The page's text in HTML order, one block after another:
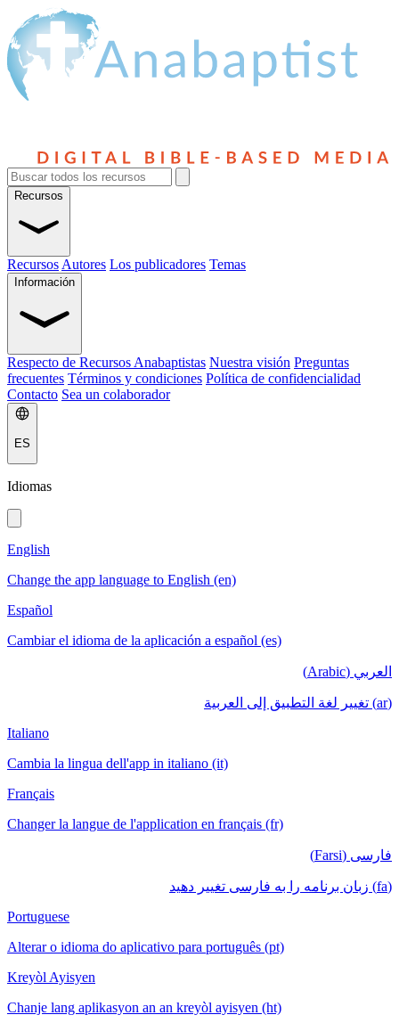
Recursos
Recursos Autores Los publicadores Temas
Información
Respecto de Recursos Anabaptistas Nuestra visión Preguntas
frecuentes Términos y condiciones Política de confidencialidad
Contacto Sea un colaborador
ES
Idiomas
English
Change the app language to English (en)
Español
Cambiar el idioma de la aplicación a español (es)
العربي (Arabic)
(ar) تغيير لغة التطبيق إلى العربية
Italiano
Cambia la lingua dell'app in italiano (it)
Français
Changer la langue de l'application en français (fr)
فارسی (Farsi)
(fa) زبان برنامه را به فارسی تغییر دهید
Portuguese
Alterar o idioma do aplicativo para português (pt)
Kreyòl Ayisyen
Chanje lang aplikasyon an an kreyòl ayisyen (ht)